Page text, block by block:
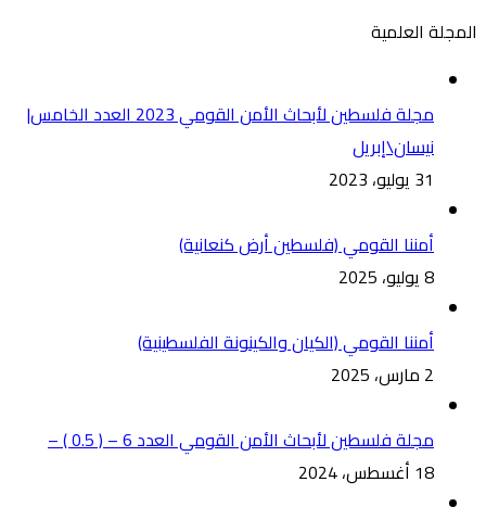
المجلة العلمية
مجلة فلسطين لأبحاث الأمن القومي 2023 العدد الخامس|
نيسان\إبريل
31 يوليو، 2023
أمننا القومي (فلسطين أرض كنعانية)
8 يوليو، 2025
أمننا القومي (الكيان والكينونة الفلسطينية)
2 مارس، 2025
مجلة فلسطين لأبحاث الأمن القومي العدد 6 – ( 0.5 ) –
18 أغسطس، 2024